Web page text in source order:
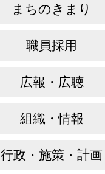
まちのきまり
職員採用
広報・広聴
組織・情報
行政・施策・計画